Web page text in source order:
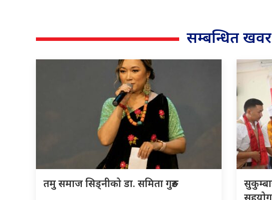
सम्बन्धित खवर
तमु समाज सिड्नीको डा. समिता गुरुङ
सहयोग